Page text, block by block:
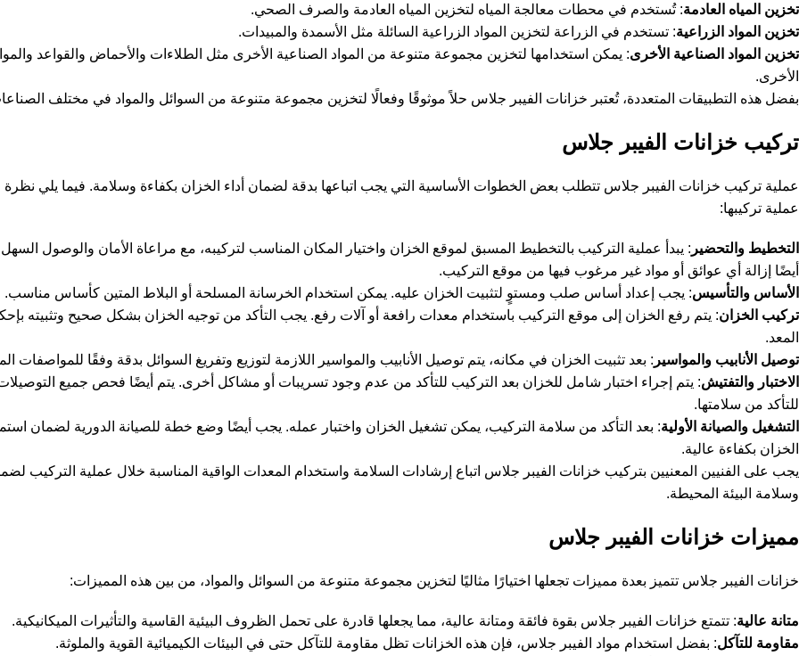
تخزين المياه العادمة: تُستخدم في محطات معالجة المياه لتخزين المياه العادمة والصرف الصحي.
تخزين المواد الزراعية: تستخدم في الزراعة لتخزين المواد الزراعية السائلة مثل الأسمدة والمبيدات.
تخزين المواد الصناعية الأخرى: يمكن استخدامها لتخزين مجموعة متنوعة من المواد الصناعية الأخرى مثل الطلاءات والأحماض والقواعد والمواد
الأخرى.
بفضل هذه التطبيقات المتعددة، تُعتبر خزانات الفيبر جلاس حلاً موثوقًا وفعالًا لتخزين مجموعة متنوعة من السوائل والمواد في مختلف
تركيب خزانات الفيبر جلاس
عملية تركيب خزانات الفيبر جلاس تتطلب بعض الخطوات الأساسية التي يجب اتباعها بدقة لضمان أداء الخزان بكفاءة وسلامة. فيما يلي
عملية تركيبها:
التخطيط والتحضير : يبدأ عملية التركيب بالتخطيط المسبق لموقع الخزان واختيار المكان المناسب لتركيبه، مع مراعاة الأمان والوصول
أيضًا إزالة أي عوائق أو مواد غير مرغوب فيها من موقع التركيب.
الأساس والتأسيس: يجب إعداد أساس صلب ومستوٍ لتثبيت الخزان عليه. يمكن استخدام الخرسانة المسلحة أو البلاط المتين كأساس مناسب.
تركيب الخزان: يتم رفع الخزان إلى موقع التركيب باستخدام معدات رافعة أو آلات رفع. يجب التأكد من توجيه الخزان بشكل صحيح وتثبيته
المعد.
توصيل الأنابيب والمواسير : بعد تثبيت الخزان في مكانه، يتم توصيل الأنابيب والمواسير اللازمة لتوزيع وتفريغ السوائل بدقة وفقًا للمواصفات
الاختبار والتفتيش: يتم إجراء اختبار شامل للخزان بعد التركيب للتأكد من عدم وجود تسريبات أو مشاكل أخرى. يتم أيضًا فحص جميع التوصيلات
للتأكد من سلامتها.
التشغيل والصيانة الأولية: بعد التأكد من سلامة التركيب، يمكن تشغيل الخزان واختبار عمله. يجب أيضًا وضع خطة للصيانة الدورية لضمان
الخزان بكفاءة عالية.
يجب على الفنيين المعنيين بتركيب خزانات الفيبر جلاس اتباع إرشادات السلامة واستخدام المعدات الواقية المناسبة خلال عملية التركيب
وسلامة البيئة المحيطة.
مميزات خزانات الفيبر جلاس
خزانات الفيبر جلاس تتميز بعدة مميزات تجعلها اختيارًا مثاليًا لتخزين مجموعة متنوعة من السوائل والمواد، من بين هذه المميزات:
متانة عالية: تتمتع خزانات الفيبر جلاس بقوة فائقة ومتانة عالية، مما يجعلها قادرة على تحمل الظروف البيئية القاسية والتأثيرات الميكانيكية.
مقاومة للتآكل: بفضل استخدام مواد الفيبر جلاس، فإن هذه الخزانات تظل مقاومة للتآكل حتى في البيئات الكيميائية القوية والملوثة.